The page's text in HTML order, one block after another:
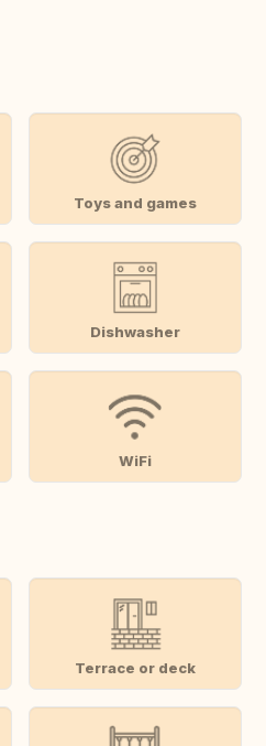
Toys and games
Dishwasher
WiFi
Terrace or deck